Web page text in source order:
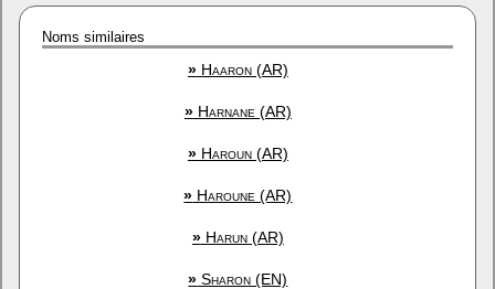
Noms similaires
»Haaron (AR)
»Harnane (AR)
»Haroun (AR)
» Haroune (AR)
»Harun (AR)
» Sharon (EN)